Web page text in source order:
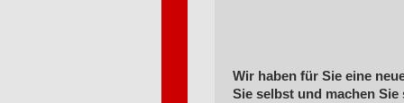
Wir haben für Sie eine
Sie selbst und machen